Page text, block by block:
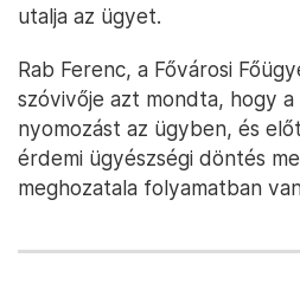
utalja az ügyet.
Rab Ferenc, a Fővárosi
szóvivője azt mondta, hogy
nyomozást az ügyben, és
érdemi ügyészségi döntés
meghozatala folyamatban